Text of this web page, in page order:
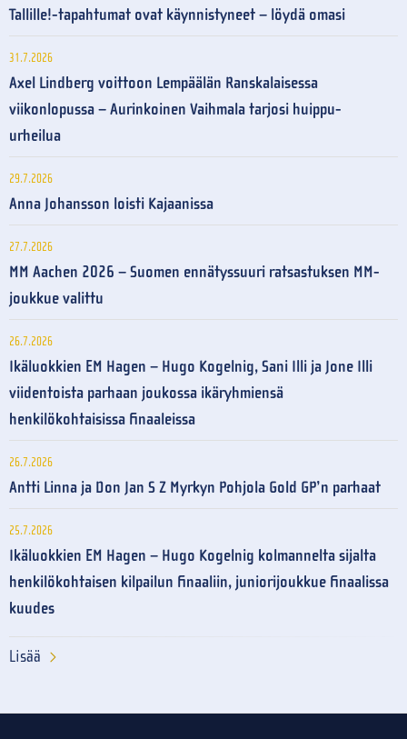
Tallille!-tapahtumat ovat käynnistyneet – löydä omasi
31.7.2026
Axel Lindberg voittoon Lempäälän Ranskalaisessa
viikonlopussa – Aurinkoinen Vaihmala tarjosi huippu-
urheilua
29.7.2026
Anna Johansson loisti Kajaanissa
27.7.2026
MM Aachen 2026 – Suomen ennätyssuuri ratsastuksen MM-
joukkue valittu
26.7.2026
Ikäluokkien EM Hagen – Hugo Kogelnig, Sani Illi ja Jone Illi
viidentoista parhaan joukossa ikäryhmiensä
henkilökohtaisissa finaaleissa
26.7.2026
Antti Linna ja Don Jan S Z Myrkyn Pohjola Gold GP’n parhaat
25.7.2026
Ikäluokkien EM Hagen – Hugo Kogelnig kolmannelta sijalta
henkilökohtaisen kilpailun finaaliin, juniorijoukkue finaalissa
kuudes
Lisää